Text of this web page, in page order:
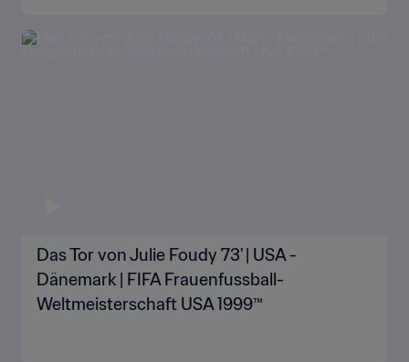
Das Tor von Julie Foudy 73' | USA -
Dänemark | FIFA Frauenfussball-
Weltmeisterschaft USA 1999™